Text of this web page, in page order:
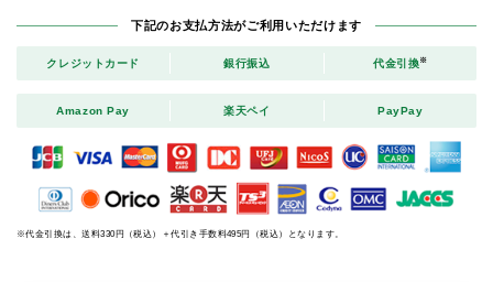
下記のお支払方法がご利用いただけます
クレジットカード 銀行振込 代金引換※
Amazon Pay 楽天ペイ PayPay
※代金引換は、送料330円（税込）＋代引き手数料495円（税込）となります。